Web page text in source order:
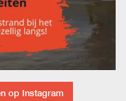
op Instagram